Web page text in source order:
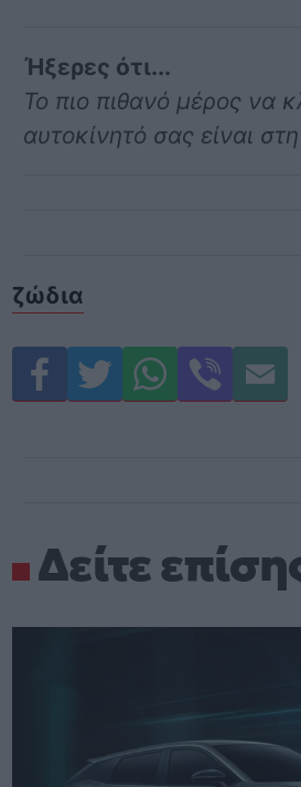
Ήξερες ότι...
Το πιο πιθανό μέρος να
αυτοκίνητό σας είναι
ζώδια
Δείτε